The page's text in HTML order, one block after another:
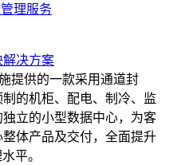
理服务
解决方案
提供的一款采用通道封
的机柜、配电、制冷、监
立的小型数据中心，为客
体产品及交付，全面提升
平。